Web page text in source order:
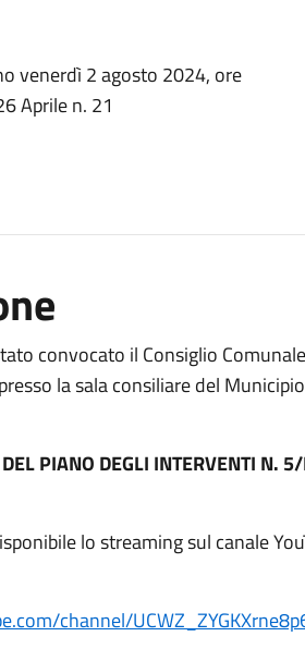
venerdì 2 agosto 2024, ore
Aprile n. 21
convocato il Consiglio
la sala consiliare del
PIANO DEGLI INTERVENTI N.
lo streaming sul canale
channel/UCWZ_